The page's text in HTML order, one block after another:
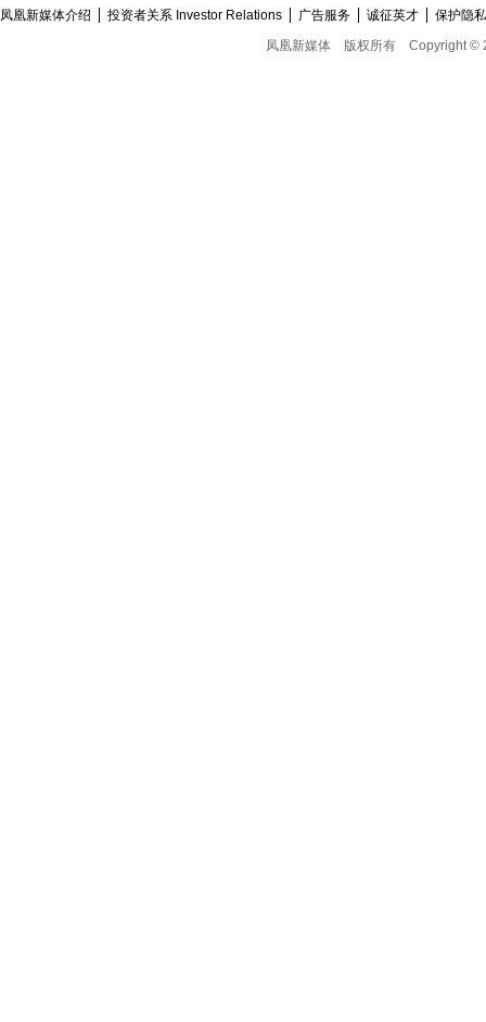
凤凰新媒体介绍 投资者关系 Investor Relations 广告服务 诚征英才
保护隐
凤凰新媒体
版权所有 Copyright ©